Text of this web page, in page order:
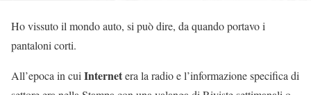
Ho vissuto il mondo auto, si può dire, da quando portavo i
pantaloni corti.
All’epoca in cuiInternetera la radio e l’informazione specifica di